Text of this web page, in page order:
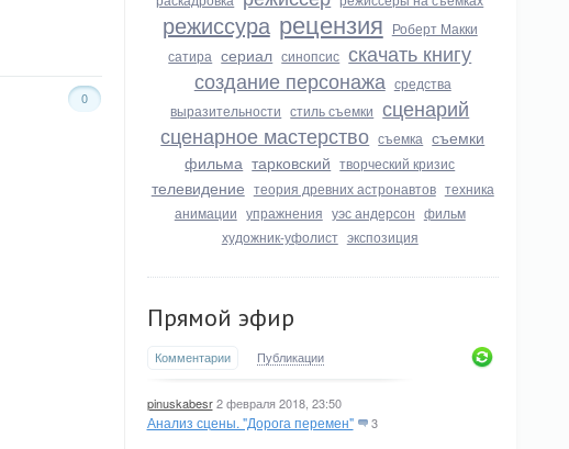
0
режиссура рецензия Роберт Макки
сатира сериал синопсис скачать книгу
создание персонажа средства
выразительности стиль съемки сценарий
сценарное мастерство съемка съемки
фильма тарковский творческий кризис
телевидение теория древних астронавтов техника
анимации упражнения уэс андерсон фильм
художник-уфолист экспозиция
Прямой эфир
Комментарии Публикации
pinuskabesr 2 февраля 2018, 23:50
Анализ сцены. "Дорога перемен" 3